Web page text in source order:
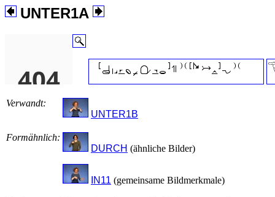
UNTER1A
Verwandt:
UNTER1B
Formähnlich:
DURCH (ähnliche Bilder)
IN11 (gemeinsame Bildmerkmale)